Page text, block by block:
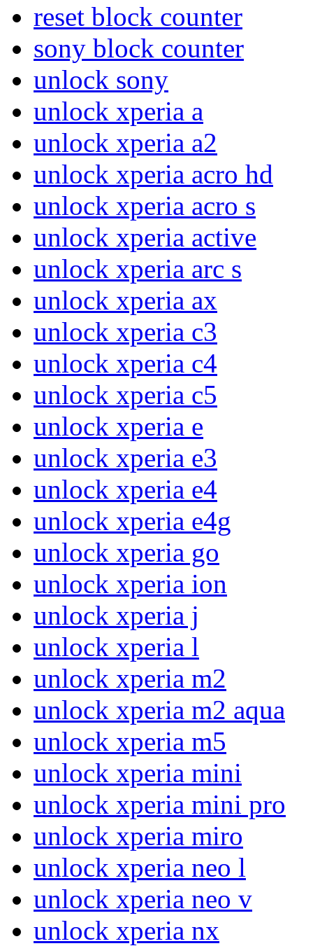
reset block counter
sony block counter
unlock sony
unlock xperia a
unlock xperia a2
unlock xperia acro hd
unlock xperia acro s
unlock xperia active
unlock xperia arc s
unlock xperia ax
unlock xperia c3
unlock xperia c4
unlock xperia c5
unlock xperia e
unlock xperia e3
unlock xperia e4
unlock xperia e4g
unlock xperia go
unlock xperia ion
unlock xperia j
unlock xperia l
unlock xperia m2
unlock xperia m2 aqua
unlock xperia m5
unlock xperia mini
unlock xperia mini pro
unlock xperia miro
unlock xperia neo l
unlock xperia neo v
unlock xperia nx